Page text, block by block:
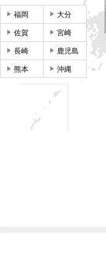
福岡 大分
佐賀 宮崎
長崎 鹿児島
熊本 沖縄